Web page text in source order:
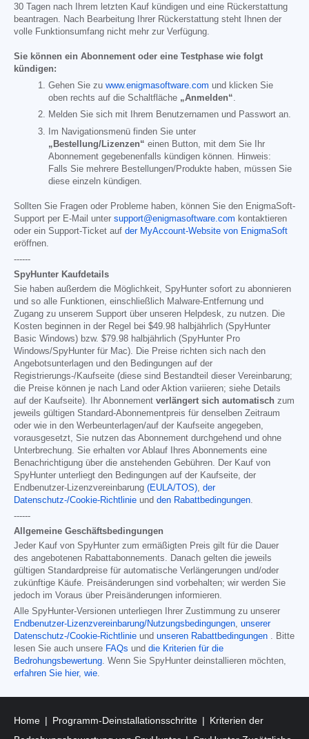
30 Tagen nach Ihrem letzten Kauf kündigen und eine Rückerstattung
beantragen. Nach Bearbeitung Ihrer Rückerstattung steht Ihnen der
volle Funktionsumfang nicht mehr zur Verfügung.
Sie können ein Abonnement oder eine Testphase wie folgt
kündigen:
Gehen Sie zu www.enigmasoftware.com und klicken Sie
oben rechts auf die Schaltfläche „Anmelden“.
Melden Sie sich mit Ihrem Benutzernamen und Passwort an.
Im Navigationsmenü finden Sie unter
„Bestellung/Lizenzen“ einen Button, mit dem Sie Ihr
Abonnement gegebenenfalls kündigen können. Hinweis:
Falls Sie mehrere Bestellungen/Produkte haben, müssen Sie
diese einzeln kündigen.
Sollten Sie Fragen oder Probleme haben, können Sie den EnigmaSoft-
Support per E-Mail unter support@enigmasoftware.com kontaktieren
oder ein Support-Ticket auf der MyAccount-Website von EnigmaSoft
eröffnen.
------
SpyHunter Kaufdetails
Sie haben außerdem die Möglichkeit, SpyHunter sofort zu abonnieren
und so alle Funktionen, einschließlich Malware-Entfernung und
Zugang zu unserem Support über unseren Helpdesk, zu nutzen. Die
Kosten beginnen in der Regel bei $49.98 halbjährlich (SpyHunter
Basic Windows) bzw. $79.98 halbjährlich (SpyHunter Pro
Windows/SpyHunter für Mac). Die Preise richten sich nach den
Angebotsunterlagen und den Bedingungen auf der
Registrierungs-/Kaufseite (diese sind Bestandteil dieser Vereinbarung;
die Preise können je nach Land oder Aktion variieren; siehe Details
auf der Kaufseite). Ihr Abonnement verlängert sich automatisch zum
jeweils gültigen Standard-Abonnementpreis für denselben Zeitraum
oder wie in den Werbeunterlagen/auf der Kaufseite angegeben,
vorausgesetzt, Sie nutzen das Abonnement durchgehend und ohne
Unterbrechung. Sie erhalten vor Ablauf Ihres Abonnements eine
Benachrichtigung über die anstehenden Gebühren. Der Kauf von
SpyHunter unterliegt den Bedingungen auf der Kaufseite, der
Endbenutzer-Lizenzvereinbarung (EULA/TOS) der
Datenschutz-/Cookie-Richtlinie und den Rabattbedingungen
------
Allgemeine Geschäftsbedingungen
Jeder Kauf von SpyHunter zum ermäßigten Preis gilt für die Dauer
des angebotenen Rabattabonnements. Danach gelten die jeweils
gültigen Standardpreise für automatische Verlängerungen und/oder
zukünftige Käufe. Preisänderungen sind vorbehalten; wir werden Sie
jedoch im Voraus über Preisänderungen informieren.
Alle SpyHunter-Versionen unterliegen Ihrer Zustimmung zu unserer
Endbenutzer-Lizenzvereinbarung/Nutzungsbedingungen unserer
Datenschutz-/Cookie-Richtlinie und unseren Rabattbedingungen . Bitte
lesen Sie auch unsere FAQs und die Kriterien für die
Bedrohungsbewertung . Wenn Sie SpyHunter deinstallieren möchten,
erfahren Sie hier, wie
Home Programm-Deinstallationsschritte
Kriterien der